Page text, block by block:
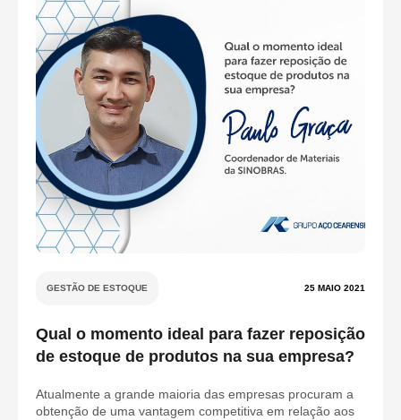
GESTÃO DE ESTOQUE 25 MAIO 2021
Qual o momento ideal para fazer reposição
de estoque de produtos na sua empresa?
Atualmente a grande maioria das empresas procuram a
obtenção de uma vantagem competitiva em relação aos